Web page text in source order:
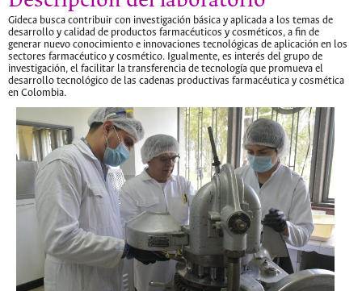
Gideca busca contribuir con investigación básica y aplicada a los temas de
desarrollo y calidad de productos farmacéuticos y cosméticos, a fin de
generar nuevo conocimiento e innovaciones tecnológicas de aplicación en los
sectores farmacéutico y cosmético. Igualmente, es interés del grupo de
investigación, el facilitar la transferencia de tecnología que promueva el
desarrollo tecnológico de las cadenas productivas farmacéutica y cosmética
en Colombia.